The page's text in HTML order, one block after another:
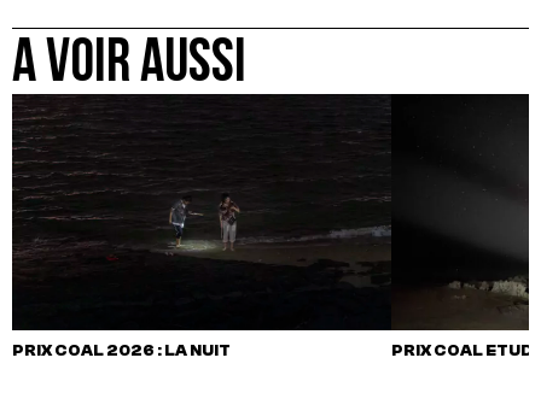
A VOIR AUSSI
PRIX COAL 2026 : LA NUIT PRIX COAL